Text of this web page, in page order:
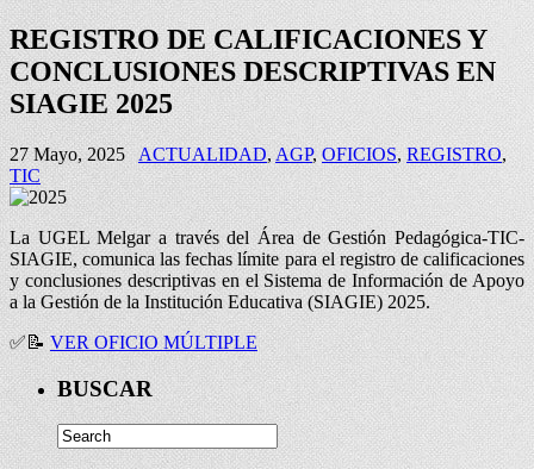
REGISTRO DE CALIFICACIONES Y
CONCLUSIONES DESCRIPTIVAS EN
SIAGIE 2025
27 Mayo, 2025 ACTUALIDAD, AGP, OFICIOS, REGISTRO,
TIC
La UGEL Melgar a través del Área de Gestión Pedagógica-TIC-
SIAGIE, comunica las fechas límite para el registro de calificaciones
y conclusiones descriptivas en el Sistema de Información de Apoyo
a la Gestión de la Institución Educativa (SIAGIE) 2025.
✅📝VER OFICIO MÚLTIPLE
BUSCAR